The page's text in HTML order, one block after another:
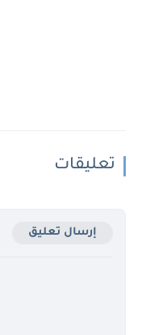
تعليقات
إرسال تعليق